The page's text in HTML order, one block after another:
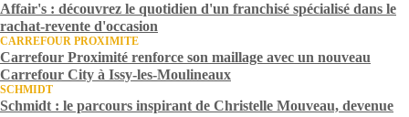
Affair's : découvrez le quotidien d'un franchisé spécialisé dans le
rachat-revente d'occasion
CARREFOUR PROXIMITE
Carrefour Proximité renforce son maillage avec un nouveau
Carrefour City à Issy-les-Moulineaux
SCHMIDT
Schmidt : le parcours inspirant de Christelle Mouveau, devenue